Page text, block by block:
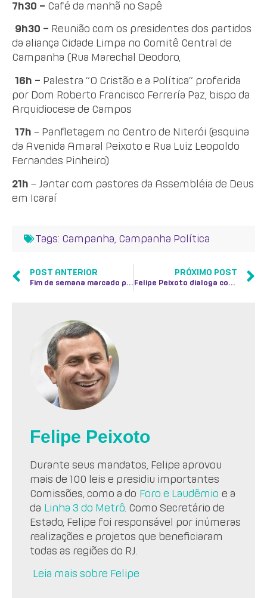
7h30 – Café da manhã no Sapê
9h30 – Reunião com os presidentes dos partidos
da aliança Cidade Limpa no Comitê Central de
Campanha (Rua Marechal Deodoro,
16h – Palestra “O Cristão e a Política” proferida
por Dom Roberto Francisco Ferrería Paz, bispo da
Arquidiocese de Campos
17h – Panfletagem no Centro de Niterói (esquina
da Avenida Amaral Peixoto e Rua Luiz Leopoldo
Fernandes Pinheiro)
21h – Jantar com pastores da Assembléia de Deus
em Icaraí
Tags: Campanha Campanha Política
POST ANTERIOR
Fim de semana marcado por caminhadas
PRÓXIMO POST
Felipe Peixoto dialoga com segmento cristão e panfleta no Centro da cidade
Felipe Peixoto
Durante seus mandatos, Felipe aprovou
mais de 100 leis e presidiu importantes
Comissões, como a do Foro e Laudêmio e a
da Linha 3 do Metrô . Como Secretário de
Estado, Felipe foi responsável por inúmeras
realizações e projetos que beneficiaram
todas as regiões do RJ.
Leia mais sobre Felipe